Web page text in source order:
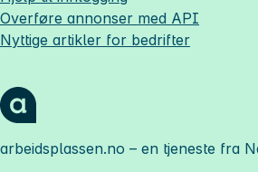
Overføre annonser med API
Nyttige artikler for bedrifter
arbeidsplassen.no – en tjeneste fra